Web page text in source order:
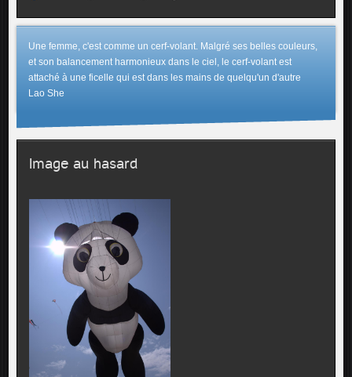
Une femme, c'est comme un cerf-volant. Malgré ses belles couleurs,
et son balancement harmonieux dans le ciel, le cerf-volant est
attaché à une ficelle qui est dans les mains de quelqu'un d'autre
Lao She
Image au hasard